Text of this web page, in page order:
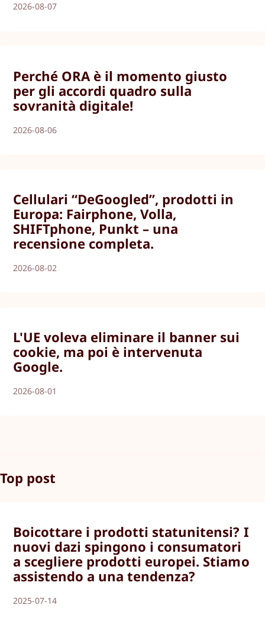
2026-08-07
Perché ORA è il momento giusto
per gli accordi quadro sulla
sovranità digitale!
2026-08-06
Cellulari “DeGoogled”, prodotti in
Europa: Fairphone, Volla,
SHIFTphone, Punkt – una
recensione completa.
2026-08-02
L'UE voleva eliminare il banner sui
cookie, ma poi è intervenuta
Google.
2026-08-01
Top post
Boicottare i prodotti statunitensi? I
nuovi dazi spingono i consumatori
a scegliere prodotti europei. Stiamo
assistendo a una tendenza?
2025-07-14